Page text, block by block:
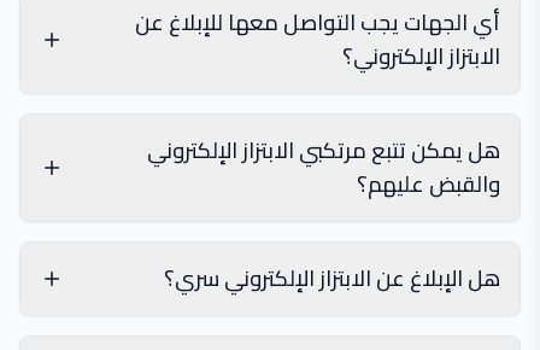
أي الجهات يجب التواصل معها للإبلاغ عن
الابتزاز الإلكتروني؟
الإبلاغ عن الابتزاز
الجنسي
هل يمكن تتبع مرتكبي الابتزاز الإلكتروني
والقبض عليهم؟
هل الإبلاغ عن الابتزاز الإلكتروني سري؟